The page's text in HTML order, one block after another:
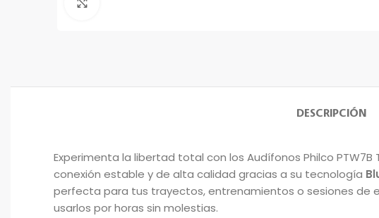
DESCRIPCIÓN
Experimenta la libertad total con los Audífonos Philco
conexión estable y de alta calidad gracias a su tecnología
perfecta para tus trayectos, entrenamientos o sesiones de
usarlos por horas sin molestias.